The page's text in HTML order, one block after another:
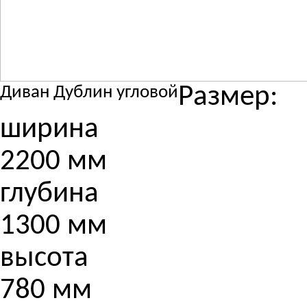
Диван Дублин угловойРазмер:
ширина
2200 мм
глубина
1300 мм
высота
780 мм